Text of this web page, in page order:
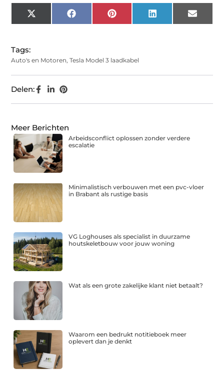
X
(Twitter)
Facebook Pinterest LinkedIn Email
Tags:
Auto's en Motoren,Tesla Model 3 laadkabel
Delen:
Meer Berichten
Arbeidsconflict oplossen zonder verdere
escalatie
Minimalistisch verbouwen met een pvc-vloer
in Brabant als rustige basis
VG Loghouses als specialist in duurzame
houtskeletbouw voor jouw woning
Wat als een grote zakelijke klant niet betaalt?
Waarom een bedrukt notitieboek meer
oplevert dan je denkt